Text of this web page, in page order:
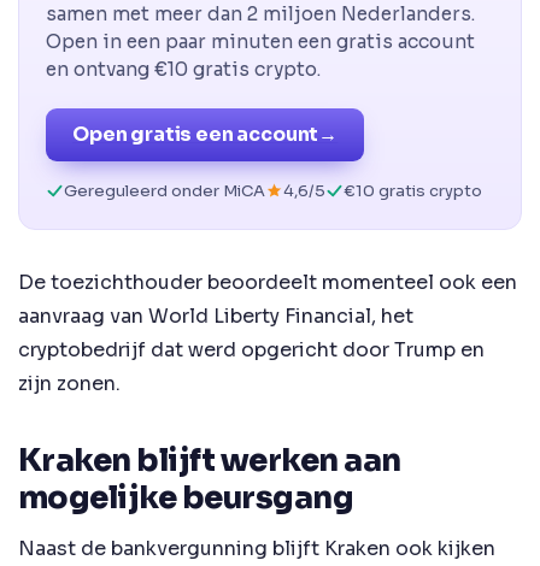
samen met meer dan 2 miljoen Nederlanders.
Open in een paar minuten een gratis account
en ontvang €10 gratis crypto.
Open gratis een account→
Gereguleerd onder MiCA 4,6/5 €10 gratis crypto
De toezichthouder beoordeelt momenteel ook een
aanvraag van World Liberty Financial, het
cryptobedrijf dat werd opgericht door Trump en
zijn zonen.
Kraken blijft werken aan
mogelijke beursgang
Naast de bankvergunning blijft Kraken ook kijken